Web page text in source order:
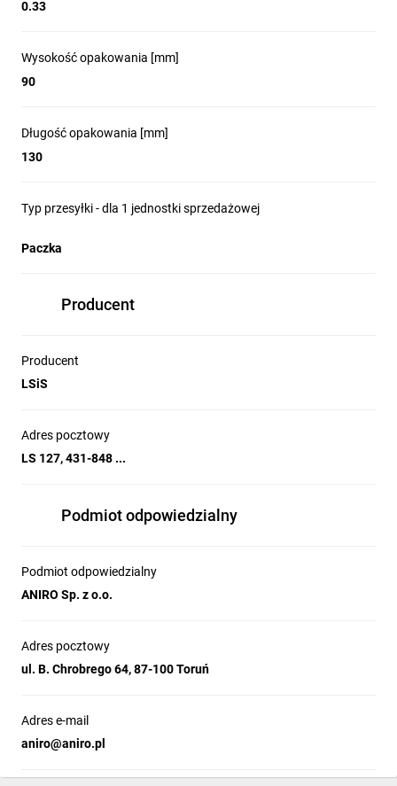
0.33
Wysokość opakowania [mm]
90
Długość opakowania [mm]
130
Typ przesyłki - dla 1 jednostki sprzedażowej
Paczka
Producent
Producent
LSiS
Adres pocztowy
LS 127, 431-848 ...
Podmiot odpowiedzialny
Podmiot odpowiedzialny
ANIRO Sp. z o.o.
Adres pocztowy
ul. B. Chrobrego 64, 87-100 Toruń
Adres e-mail
aniro@aniro.pl